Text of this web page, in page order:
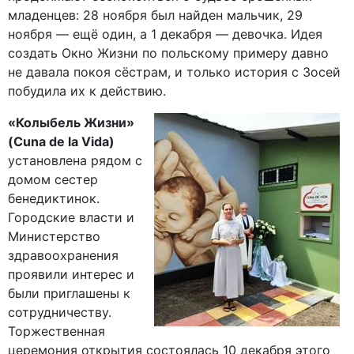
младенцев: 28 ноября был найден мальчик, 29
ноября — ещё один, а 1 декабря — девочка. Идея
создать Окно Жизни по польскому примеру давно
не давала покоя сёстрам, и только история с Зосей
побудила их к действию.
«Колыбель Жизни»
(Cuna de la Vida)
установлена рядом с
домом сестер
бенедиктинок.
Городские власти и
Министерство
здравоохранения
проявили интерес и
были приглашены к
сотрудничеству.
Торжественная
церемония открытия состоялась 10 декабря этого